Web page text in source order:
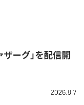
ーグ」を配信開
2026.8.7